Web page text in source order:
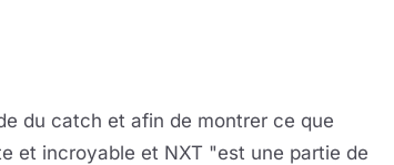
du catch et afin de montrer ce que
et incroyable et NXT "est une partie de